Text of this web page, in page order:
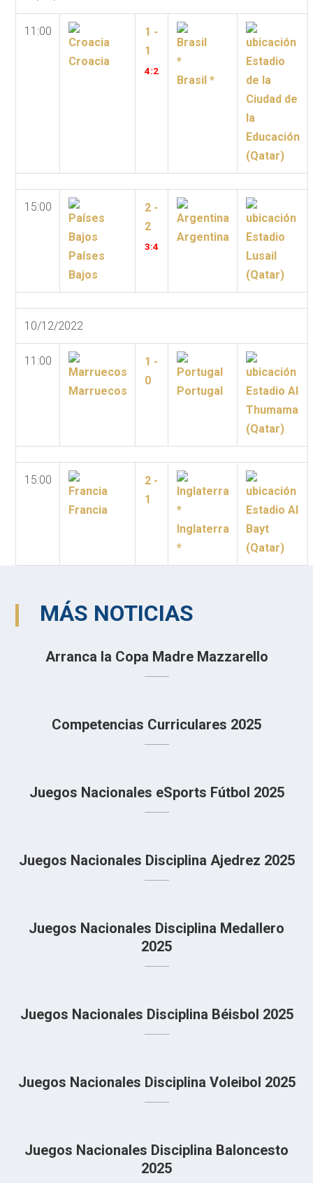
11:00
Croacia
1 -
1
4:2
Brasil *
Estadio
de la
Ciudad de
la
Educación
(Qatar)
15:00
Países
Bajos
2 -
2
3:4
Argentina
Estadio
Lusail
(Qatar)
10/12/2022
11:00
Marruecos
1 -
0
Portugal
Estadio Al
Thumama
(Qatar)
15:00
Francia
2 -
1
Inglaterra
*
Estadio Al
Bayt
(Qatar)
MÁS NOTICIAS
Arranca la Copa Madre Mazzarello
Competencias Curriculares 2025
Juegos Nacionales eSports Fútbol 2025
Juegos Nacionales Disciplina Ajedrez 2025
Juegos Nacionales Disciplina Medallero
2025
Juegos Nacionales Disciplina Béisbol 2025
Juegos Nacionales Disciplina Voleibol 2025
Juegos Nacionales Disciplina Baloncesto
2025